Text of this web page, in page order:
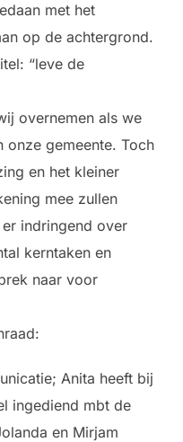
met het
op de achtergrond.
“leve de
overnemen als we
onze gemeente. Toch
en het kleiner
mee zullen
indringend over
kerntaken en
naar voor
Anita heeft bij
ingediend mbt de
en Mirjam